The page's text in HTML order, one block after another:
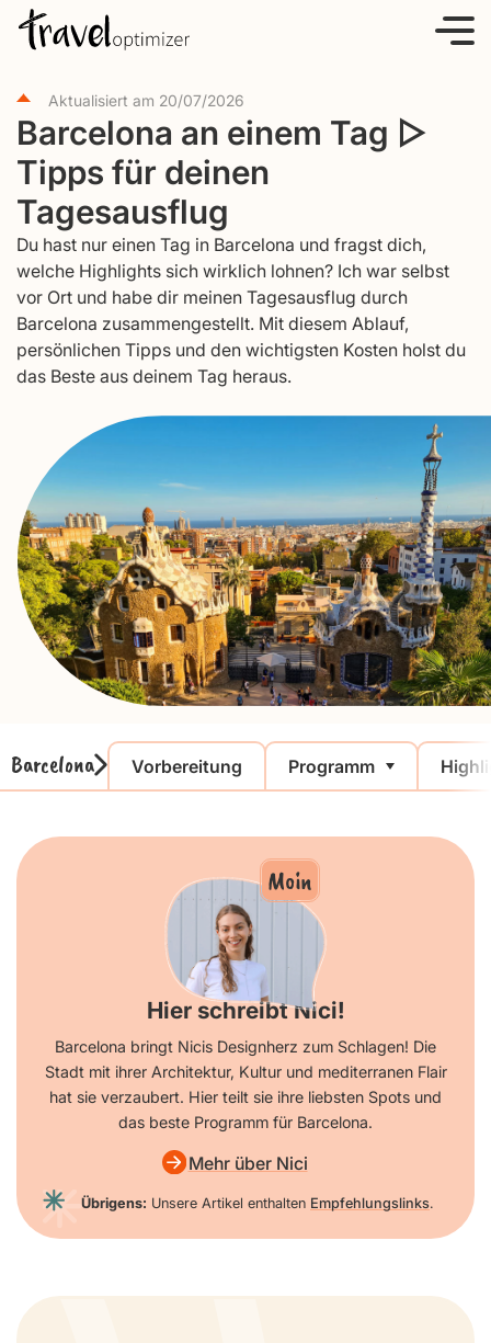
Aktualisiert am 20/07/2026
Barcelona an einem Tag ▷
Tipps für deinen
Tagesausflug
Du hast nur einen Tag in Barcelona und fragst dich,
welche Highlights sich wirklich lohnen? Ich war selbst
vor Ort und habe dir meinen Tagesausflug durch
Barcelona zusammengestellt. Mit diesem Ablauf,
persönlichen Tipps und den wichtigsten Kosten holst du
das Beste aus deinem Tag heraus.
Barcelona Vorbereitung Programm
Moin
Hier schreibt Nici!
Barcelona bringt Nicis Designherz zum Schlagen! Die
Stadt mit ihrer Architektur, Kultur und mediterranen Flair
hat sie verzaubert. Hier teilt sie ihre liebsten Spots und
das beste Programm für Barcelona.
Mehr über Nici
Übrigens: Unsere Artikel enthalten Empfehlungslinks.